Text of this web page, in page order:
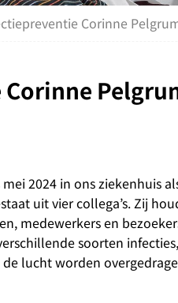
Corinne
2024 in ons ziekenhuis
uit vier collega’s. Zij
medewerkers en
soorten
lucht worden